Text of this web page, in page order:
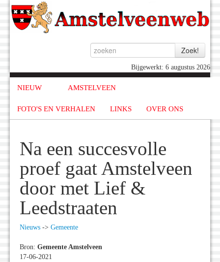
Bijgewerkt: 6 augustus 2026
NIEUW AMSTELVEEN
FOTO'S EN VERHALEN LINKS OVER ONS
Na een succesvolle
proef gaat Amstelveen
door met Lief &
Leedstraaten
Nieuws -> Gemeente
Bron: Gemeente Amstelveen
17-06-2021